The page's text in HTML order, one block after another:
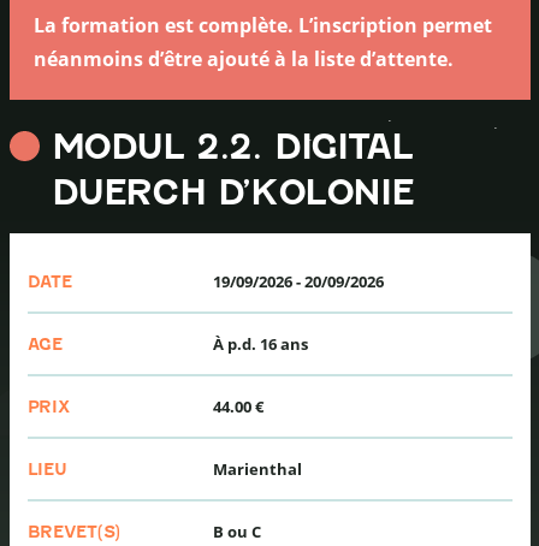
La formation est complète. L’inscription permet
néanmoins d’être ajouté à la liste d’attente.
MODUL 2.2. DIGITAL
DUERCH D’KOLONIE
DATE 19/09/2026-20/09/2026
AGE À p.d. 16 ans
PRIX 44.00 €
LIEU Marienthal
BREVET(S) B ou C